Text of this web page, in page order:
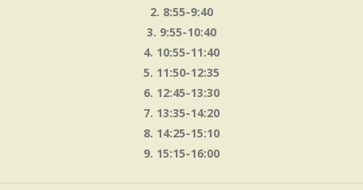
2. 8:55-9:40
3. 9:55-10:40
4. 10:55-11:40
5. 11:50-12:35
6. 12:45-13:30
7. 13:35-14:20
8. 14:25-15:10
9. 15:15-16:00